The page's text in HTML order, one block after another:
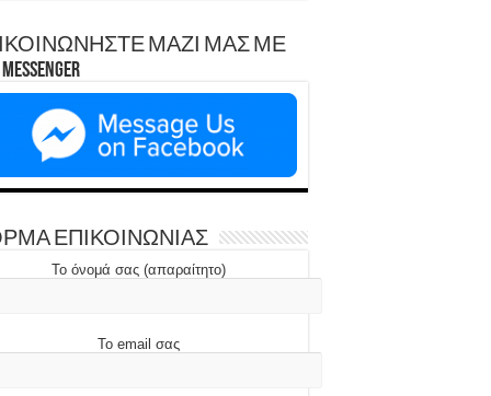
ΜΑΖΙ ΜΑΣ ΜΕ
ΕΠΙΚΟΙΝΩΝΙΑΣ
Το όνομά σας (απαραίτητο)
Το email σας